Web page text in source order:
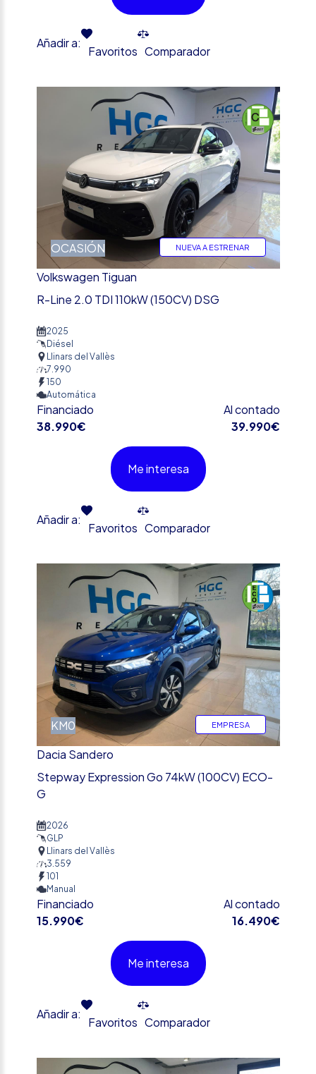
Añadir a:
Favoritos Comparador
OCASIÓN NUEVA A ESTRENAR
Volkswagen Tiguan
R-Line 2.0 TDI 110kW (150CV) DSG
2025
Diésel
Llinars del Vallès
7.990
150
Automática
Financiado
38.990€
Al contado
39.990€
Me interesa
Añadir a:
Favoritos Comparador
KM0 EMPRESA
Dacia Sandero
Stepway Expression Go 74kW (100CV) ECO-
G
2026
GLP
Llinars del Vallès
3.559
101
Manual
Financiado
15.990€
Al contado
16.490€
Me interesa
Añadir a:
Favoritos Comparador